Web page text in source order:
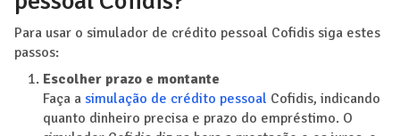
Para usar o simulador de crédito pessoal Cofidis siga estes
passos:
Escolher prazo e montante
Faça a simulação de crédito pessoal Cofidis, indicando
quanto dinheiro precisa e prazo do empréstimo. O